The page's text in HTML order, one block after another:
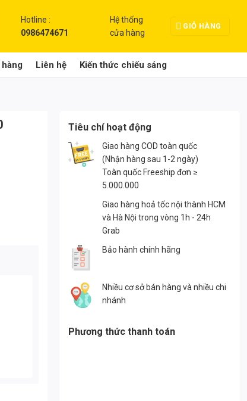
Hotline :
0986474671
Hệ thống
cửa hàng
GIỎ HÀNG
Liên hệ Kiến thức chiếu sáng
Tiêu chí hoạt động
Giao hàng COD toàn quốc
(Nhận hàng sau 1-2 ngày)
Toàn quốc Freeship đơn ≥
5.000.000
Giao hàng hoả tốc nội thành HCM
và Hà Nội trong vòng 1h - 24h
Grab
Bảo hành chính hãng
Nhiều cơ sở bán hàng và nhiều chi
nhánh
Phương thức thanh toán